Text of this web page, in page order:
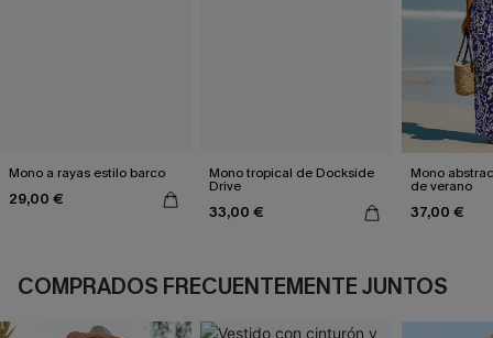
Mono a rayas estilo barco
29,00 €
Mono tropical de Dockside
Drive
33,00 €
Mono
de verano
37,00 €
COMPRADOS FRECUENTEMENTE JUNTOS